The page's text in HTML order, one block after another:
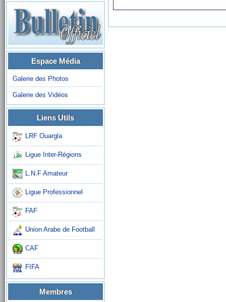
Espace Média
Galerie des Photos
Galerie des Vidéos
Liens Utils
LRF Ouargla
Ligue Inter-Régions
L.N.F Amateur
Ligue Professionnel
FAF
Union Arabe de Football
CAF
FIFA
Membres